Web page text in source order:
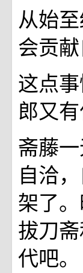
从始
会贡献
这点
郎又
斋藤
自洽
架了
拔刀
代吧。